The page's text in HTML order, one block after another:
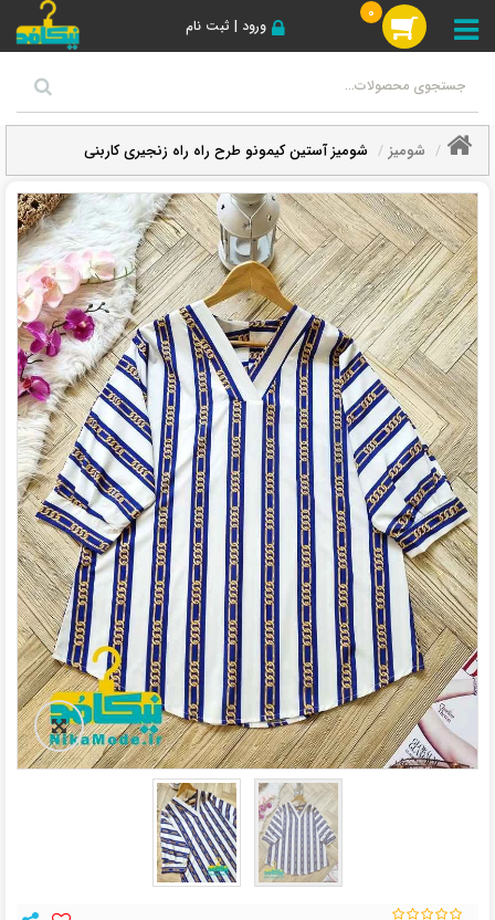
ورود | ثبت نام
0
شومیز شومیز آستین کیمونو طرح راه راه زنجیری کاربنی